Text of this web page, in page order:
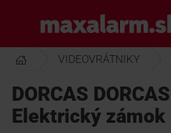
hlavnému
obsahu
www.maxalarm.sk
AKCIA MESIACA
VIDEOVRÁTNIKY
DORCAS
Elektrický zámok